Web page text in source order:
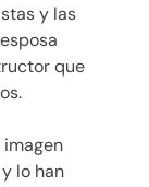
y las
que
lo han